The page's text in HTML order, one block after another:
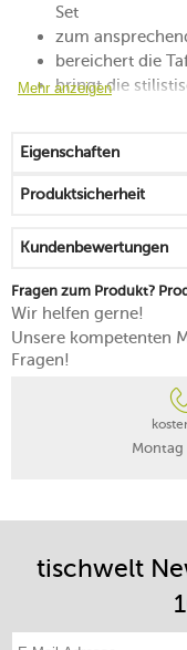
Set
zum
bereichert die
bringt die
von Hand reinigen
Mehr anzeigen
Eigenschaften
Produktsicherheit
Kundenbewertungen
Fragen zum Produkt?
Wir helfen gerne!
Unsere kompetenten
Fragen!
Montag
tischwelt